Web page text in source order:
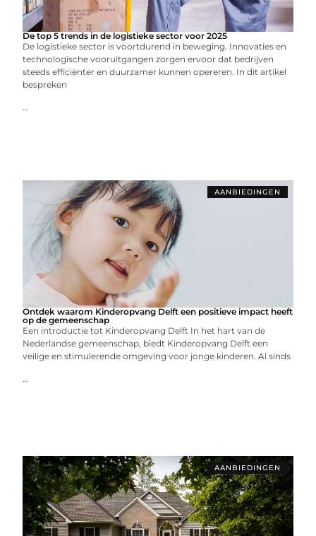
De top 5 trends in de logistieke sector voor 2025
De logistieke sector is voortdurend in beweging. Innovaties en
technologische vooruitgangen zorgen ervoor dat bedrijven
steeds efficiënter en duurzamer kunnen opereren. In dit artikel
bespreken
...
AANBIEDINGEN
Ontdek waarom Kinderopvang Delft een positieve impact heeft
op de gemeenschap
Een introductie tot Kinderopvang Delft In het hart van de
Nederlandse gemeenschap, biedt Kinderopvang Delft een
veilige en stimulerende omgeving voor jonge kinderen. Al sinds
...
AANBIEDINGEN